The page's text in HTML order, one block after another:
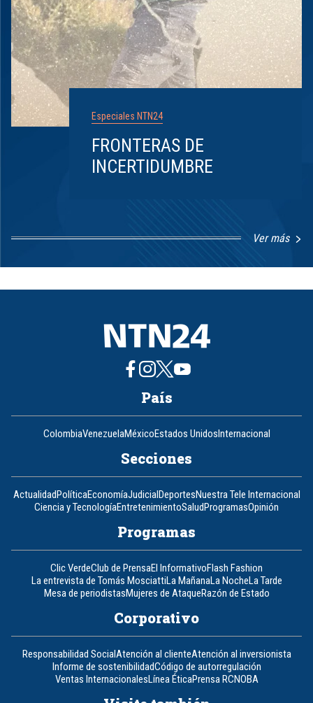
Especiales NTN24
FRONTERAS DE
INCERTIDUMBRE
Ver más
8
País
ColombiaVenezuelaMéxicoEstados UnidosInternacional
Secciones
ActualidadPolíticaEconomíaJudicialDeportesNuestra Tele Internacional
Ciencia y TecnologíaEntretenimientoSaludProgramasOpinión
Programas
Clic VerdeClub de PrensaEl InformativoFlash Fashion
La entrevista de Tomás MosciattiLa MañanaLa NocheLa Tarde
Mesa de periodistasMujeres de AtaqueRazón de Estado
Corporativo
Responsabilidad SocialAtención al clienteAtención al inversionista
Informe de sostenibilidadCódigo de autorregulación
Ventas InternacionalesLínea ÉticaPrensa RCNOBA